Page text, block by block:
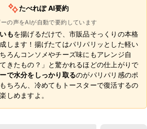
たべれぽ AI要約
の声をAIが自動で要約しています
もを揚げるだけで、市販品そっくりの本格
します！揚げたてはパリパリッとした軽い
ろんコンソメやチーズ味にもアレンジ自
きたもの？」と驚かれるほどの仕上がりで
で水分をしっかり取るのがパリパリ感のポ
ちろん、冷めてもトースターで復活するの
しめますよ。